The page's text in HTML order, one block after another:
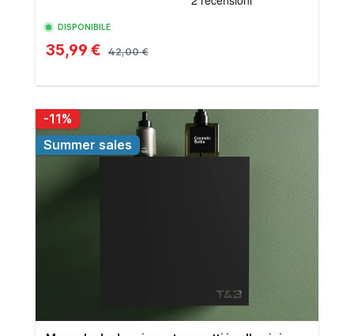
DISPONIBILE
35,99 € 42,00 €
-11%
Summer sales